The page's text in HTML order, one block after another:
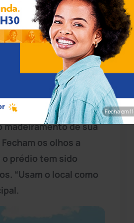
o telhado
região e não quis ser
está sendo
madeiramento de sua
os olhos a
o prédio tem sido
“Usam o local como
Fecha em